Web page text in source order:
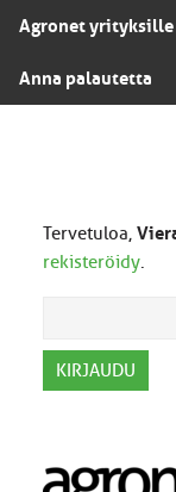
Agronet yrityksille
Anna palautetta
Tervetuloa,
rekisteröidy.